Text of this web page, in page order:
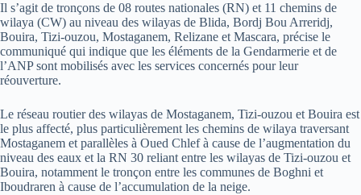
Il s’agit de tronçons de 08 routes nationales (RN) et 11 chemins de
wilaya (CW) au niveau des wilayas de Blida, Bordj Bou Arreridj,
Bouira, Tizi-ouzou, Mostaganem, Relizane et Mascara, précise le
communiqué qui indique que les éléments de la Gendarmerie et de
l’ANP sont mobilisés avec les services concernés pour leur
réouverture.
Le réseau routier des wilayas de Mostaganem, Tizi-ouzou et Bouira est
le plus affecté, plus particulièrement les chemins de wilaya traversant
Mostaganem et parallèles à Oued Chlef à cause de l’augmentation du
niveau des eaux et la RN 30 reliant entre les wilayas de Tizi-ouzou et
Bouira, notamment le tronçon entre les communes de Boghni et
Iboudraren à cause de l’accumulation de la neige.